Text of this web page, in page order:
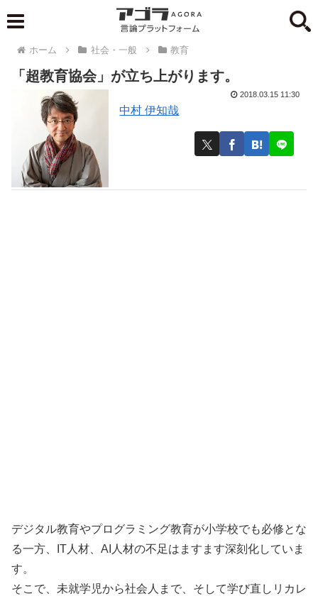
ホーム 社会・一般 教育
「超教育協会」が立ち上がります。
中村 伊知哉
2018.03.15 11:30
デジタル教育やプログラミング教育が小学校でも必修とな
る一方、IT人材、AI人材の不足はますます深刻化していま
す。
そこで、未就学児から社会人まで、そして学び直しリカレ